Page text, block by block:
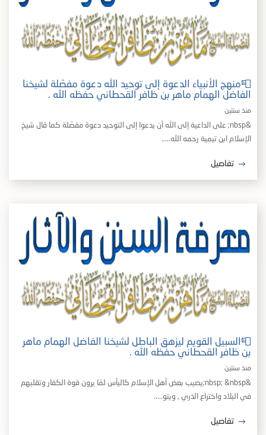
📮منهج الأنبياء الدعوة إلى توحيد الله دعوة مفصّلة لشيخنا
الفاضل الهمام ماهر بن ظافر القحطاني حفظه الله .
منذ سنتين
&nbsp; على الداعية إلى الله أن يدعوا إلى التوحيد دعوة مفصّلة كما قال شيخ
الإسلام ابن تيمية رحمه الله.....
تفاصيل
📮السبيل القويم ليزهق الباطل لشيخنا الفاضل الهمام ماهر
بن ظافر القحطاني حفظه الله .
منذ سنتين
&nbsp; &nbsp;يصيب بعض أهل الإسلام كاليأس لمّا يرون قوة الكفار وتقلبهم
في البلاد واختراع الذري , ويتو.....
تفاصيل